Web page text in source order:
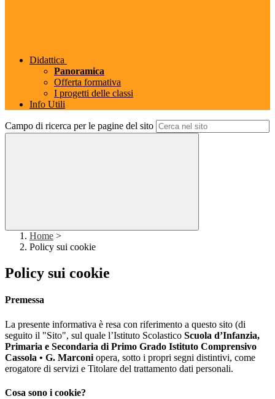
Didattica
Panoramica
Offerta formativa
I progetti delle classi
Info Utili
Campo di ricerca per le pagine del sito
Home >
Policy sui cookie
Policy sui cookie
Premessa
La presente informativa è resa con riferimento a questo sito (di
seguito il "Sito", sul quale l’Istituto Scolastico Scuola d’Infanzia,
Primaria e Secondaria di Primo Grado Istituto Comprensivo
Cassola • G. Marconi opera, sotto i propri segni distintivi, come
erogatore di servizi e Titolare del trattamento dati personali.
Cosa sono i cookie?